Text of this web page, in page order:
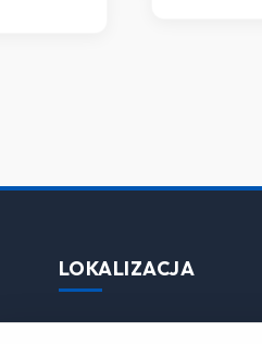
LOKALIZACJA